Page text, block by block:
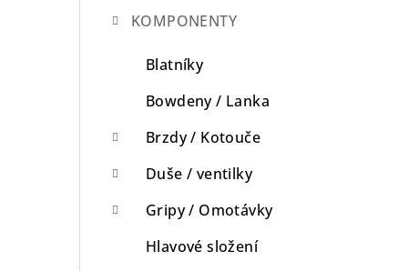
KOMPONENTY
Blatníky
Bowdeny / Lanka
Brzdy / Kotouče
Duše / ventilky
Gripy / Omotávky
Hlavové složení